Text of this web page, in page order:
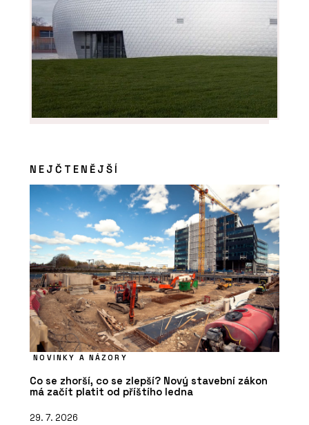
Bytová věž na pobřeží Portugalska.
Její fasáda vychází z rytmu lodních
kontejnerů
NEJČTENĚJŠÍ
NOVINKY A NÁZORY
Co se zhorší, co se zlepší? Nový stavební zákon
má začít platit od příštího ledna
29. 7. 2026